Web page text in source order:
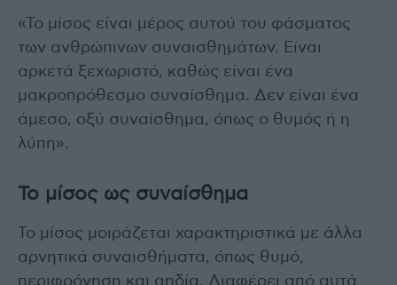
«Το μίσος είναι μέρος αυτού του φάσματος
των ανθρώπινων συναισθημάτων. Είναι
αρκετά ξεχωριστό, καθώς είναι ένα
μακροπρόθεσμο συναίσθημα. Δεν είναι ένα
άμεσο, οξύ συναίσθημα, όπως ο θυμός ή η
λύπη».
Το μίσος ως συναίσθημα
Το μίσος μοιράζεται χαρακτηριστικά με άλλα
αρνητικά συναισθήματα, όπως θυμό,